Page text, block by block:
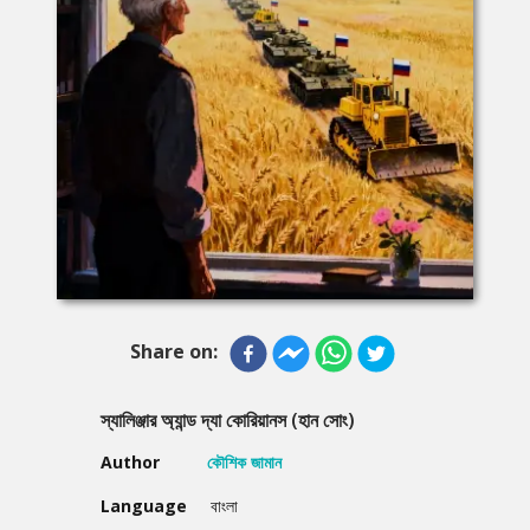
Share on:
স্যালিঞ্জার অ্যান্ড দ্যা কোরিয়ানস (হান সোং)
Author
কৌশিক জামান
Language
বাংলা